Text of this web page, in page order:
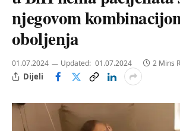
njegovom
oboljenja
01.07.2024 Updated: 01.07.2024 2 Mins
Dijeli